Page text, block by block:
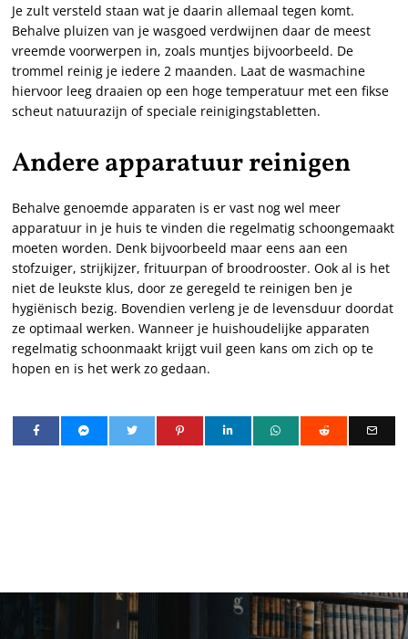
Je zult versteld staan wat je daarin allemaal tegen komt.
Behalve pluizen van je wasgoed verdwijnen daar de meest
vreemde voorwerpen in, zoals muntjes bijvoorbeeld. De
trommel reinig je iedere 2 maanden. Laat de wasmachine
hiervoor leeg draaien op een hoge temperatuur met een fikse
scheut natuurazijn of speciale reinigingstabletten.
Andere apparatuur reinigen
Behalve genoemde apparaten is er vast nog wel meer
apparatuur in je huis te vinden die regelmatig schoongemaakt
moeten worden. Denk bijvoorbeeld maar eens aan een
stofzuiger, strijkijzer, frituurpan of broodrooster. Ook al is het
niet de leukste klus, door ze geregeld te reinigen ben je
hygiënisch bezig. Bovendien verleng je de levensduur doordat
ze optimaal werken. Wanneer je huishoudelijke apparaten
regelmatig schoonmaakt krijgt vuil geen kans om zich op te
hopen en is het werk zo gedaan.